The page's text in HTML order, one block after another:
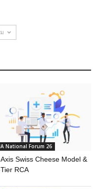
National Forum 26
Swiss Cheese Model &
RCA